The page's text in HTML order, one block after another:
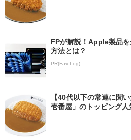
FPが解説！Apple製品
方法とは？
PR(Fav-Log)
【40代以下の常連に聞
壱番屋」のトッピング人